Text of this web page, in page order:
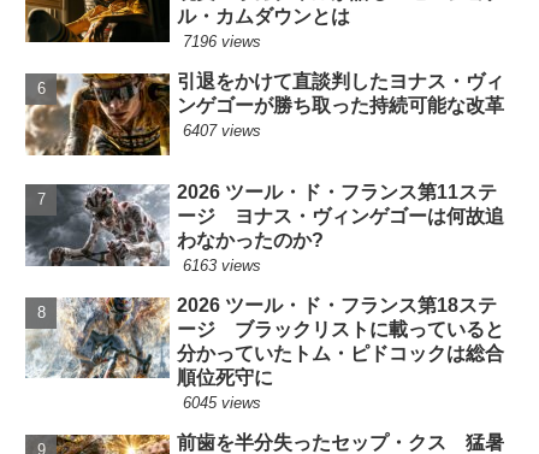
ル・カムダウンとは
7196 views
引退をかけて直談判したヨナス・ヴィ
ンゲゴーが勝ち取った持続可能な改革
6407 views
2026 ツール・ド・フランス第11ステ
ージ ヨナス・ヴィンゲゴーは何故追
わなかったのか?
6163 views
2026 ツール・ド・フランス第18ステ
ージ ブラックリストに載っていると
分かっていたトム・ピドコックは総合
順位死守に
6045 views
前歯を半分失ったセップ・クス 猛暑